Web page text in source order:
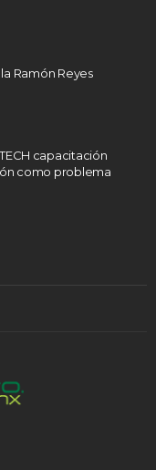
Ramón Reyes
capacitación
como problema